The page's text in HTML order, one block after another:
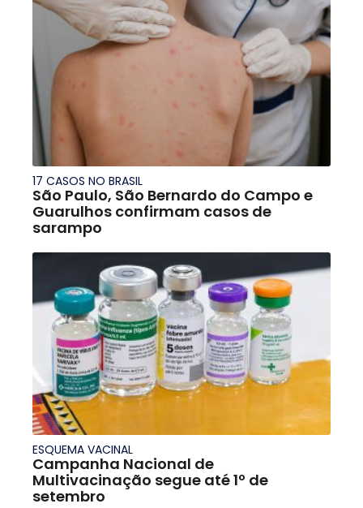
17 CASOS NO BRASIL
São Paulo, São Bernardo do Campo e
Guarulhos confirmam casos de
sarampo
ESQUEMA VACINAL
Campanha Nacional de
Multivacinação segue até 1º de
setembro